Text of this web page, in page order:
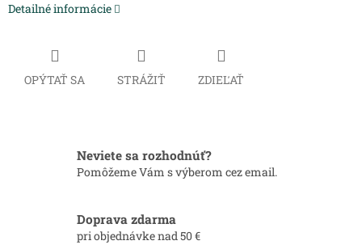
Detailné informácie
OPÝTAŤ SA STRÁŽIŤ ZDIEĽAŤ
Neviete sa rozhodnúť?
Pomôžeme Vám s výberom cez email.
Doprava zdarma
pri objednávke nad 50 €